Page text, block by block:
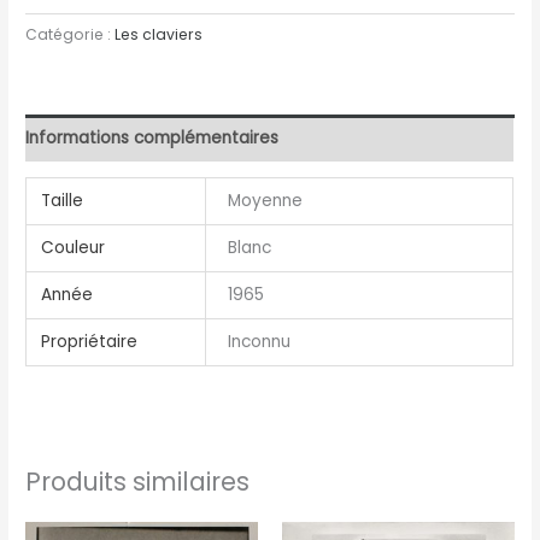
Catégorie :Les claviers
Informations complémentaires
Taille Moyenne
Couleur Blanc
Année 1965
Propriétaire Inconnu
Produits similaires